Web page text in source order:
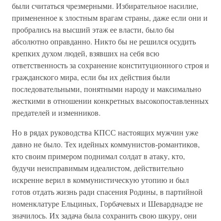
были считаться чрезмерными. Избирательное насилие,
примененное к злостным врагам страны, даже если они и
пробрались на высший этаж ее власти, было бы
абсолютно оправданно. Никто бы не решился осудить
крепких духом людей, взявших на себя всю
ответственность за сохранение конституционного строя и
гражданского мира, если бы их действия были
последовательными, понятными народу и максимально
жесткими в отношении конкретных высокопоставленных
предателей и изменников.
Но в рядах руководства КПСС настоящих мужчин уже
давно не было. Тех идейных коммунистов-романтиков,
кто своим примером поднимал солдат в атаку, кто,
будучи неисправимым идеалистом, действительно
искренне верил в коммунистическую утопию и был
готов отдать жизнь ради спасения Родины, в партийной
номенклатуре Ельциных, Горбачевых и Шеварднадзе не
значилось. Их задача была сохранить свою шкуру, они